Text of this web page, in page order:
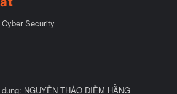
Security
NGUYỄN THẢO DIỄM HẰNG